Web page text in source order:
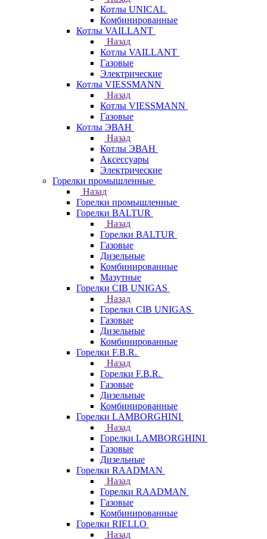
Котлы UNICAL
Комбинированные
Котлы VAILLANT
Назад
Котлы VAILLANT
Газовые
Электрические
Котлы VIESSMANN
Назад
Котлы VIESSMANN
Газовые
Котлы ЭВАН
Назад
Котлы ЭВАН
Аксессуары
Электрические
Горелки промышленные
Назад
Горелки промышленные
Горелки BALTUR
Назад
Горелки BALTUR
Газовые
Дизельные
Комбинированные
Мазутные
Горелки CIB UNIGAS
Назад
Горелки CIB UNIGAS
Газовые
Дизельные
Комбинированные
Горелки F.B.R.
Назад
Горелки F.B.R.
Газовые
Дизельные
Комбинированные
Горелки LAMBORGHINI
Назад
Горелки LAMBORGHINI
Газовые
Дизельные
Горелки RAADMAN
Назад
Горелки RAADMAN
Газовые
Комбинированные
Горелки RIELLO
Назад